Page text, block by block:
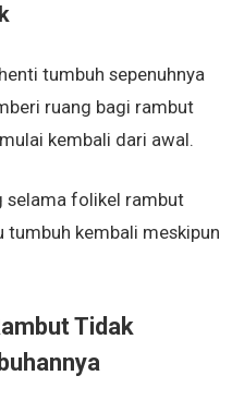
tumbuh sepenuhnya
ruang bagi rambut
kembali dari awal.
selama folikel rambut
tumbuh kembali meskipun
Tidak